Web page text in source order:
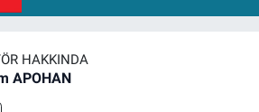
HAKKINDA
APOHAN